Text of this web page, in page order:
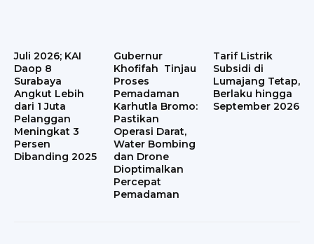
Juli 2026; KAI
Daop 8
Surabaya
Angkut Lebih
dari 1 Juta
Pelanggan
Meningkat 3
Persen
Dibanding 2025
Gubernur
Khofifah Tinjau
Proses
Pemadaman
Karhutla Bromo:
Pastikan
Operasi Darat,
Water Bombing
dan Drone
Dioptimalkan
Percepat
Pemadaman
Tarif Listrik
Subsidi di
Lumajang Tetap,
Berlaku hingga
September 2026